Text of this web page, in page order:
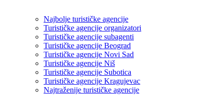
Najbolje turističke agencije
Turističke agencije organizatori
Turističke agencije subagenti
Turističke agencije Beograd
Turističke agencije Novi Sad
Turističke agencije Niš
Turističke agencije Subotica
Turističke agencije Kragujevac
Najtraženije turističke agencije